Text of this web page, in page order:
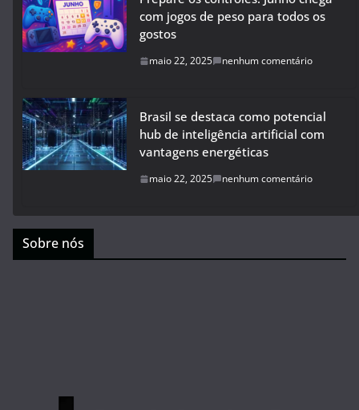
com jogos de peso para todos os
gostos
maio 22, 2025 nenhum comentário
Brasil se destaca como potencial
hub de inteligência artificial com
vantagens energéticas
maio 22, 2025 nenhum comentário
Sobre nós